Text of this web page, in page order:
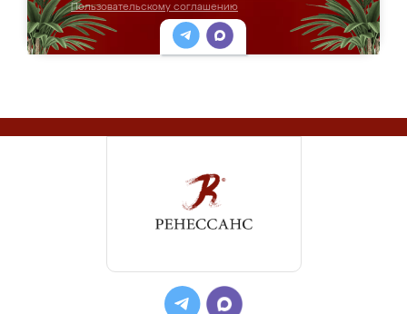
Пользовательскому соглашению